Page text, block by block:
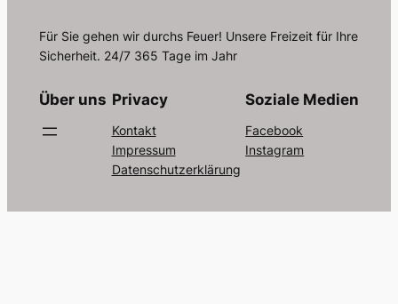
Für Sie gehen wir durchs Feuer! Unsere Freizeit für Ihre
Sicherheit. 24/7 365 Tage im Jahr
Über uns Privacy
Kontakt
Impressum
Datenschutzerklärung
Soziale Medien
Facebook
Instagram